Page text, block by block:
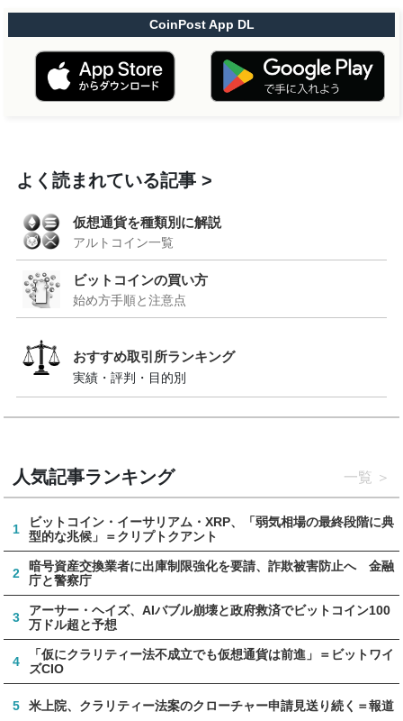
CoinPost App DL
よく読まれている記事
仮想通貨を種類別に解説
アルトコイン一覧
ビットコインの買い方
始め方手順と注意点
おすすめ取引所ランキング
実績・評判・目的別
人気記事ランキング 一覧
1
ビットコイン・イーサリアム・XRP、「弱気相場の最終段階に典
型的な兆候」＝クリプトクアント
2
暗号資産交換業者に出庫制限強化を要請、詐欺被害防止へ 金融
庁と警察庁
3
アーサー・ヘイズ、AIバブル崩壊と政府救済でビットコイン100
万ドル超と予想
4
「仮にクラリティー法不成立でも仮想通貨は前進」＝ビットワイ
ズCIO
5 米上院、クラリティー法案のクローチャー申請見送り続く＝報道